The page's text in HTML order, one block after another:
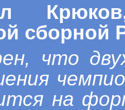
сборной
что
на